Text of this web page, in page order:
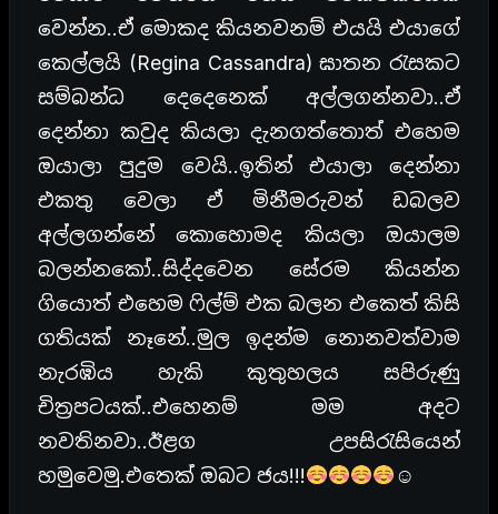
වෙන්න..ඒ මොකද කියනවනම් එයයි එයාගේ
කෙල්ලයි (Regina Cassandra) ඝාතන රැසකට
සම්බන්ධ දෙදෙනෙක් අල්ලගන්නවා..ඒ
දෙන්නා කවුද කියලා දැනගත්තොත් එහෙම
ඔයාලා පුදුම වෙයි..ඉතින් එයාලා දෙන්නා
එකතු වෙලා ඒ මිනීමරුවන් ඩබලව
අල්ලගන්නේ කොහොමද කියලා ඔයාලම
බලන්නකෝ..සිද්දවෙන සේරම කියන්න
ගියොත් එහෙම ෆිල්ම් එක බලන එකෙත් කිසි
ගතියක් නෑනේ..මුල ඉදන්ම නොනවත්වාම
නැරඹිය හැකි කුතුහලය සපිරුණු
චිත්‍රපටයක්..එහෙනම් මම අදට
නවතිනවා..ඊළග උපසිරැසියෙන්
හමුවෙමු.එතෙක් ඔබට ජය!!!
☺